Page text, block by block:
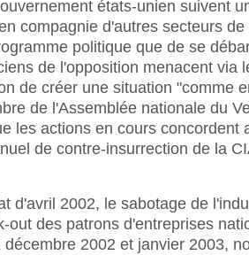
états-unien suivent
compagnie d'autres secteurs
politique que de se
de l'opposition menacent via
de créer une situation "comme
de l'Assemblée nationale du
les actions en cours concordent
de contre-insurrection de la
d'avril 2002, le sabotage de
out des patrons d'entreprises
2002 et janvier 2003,